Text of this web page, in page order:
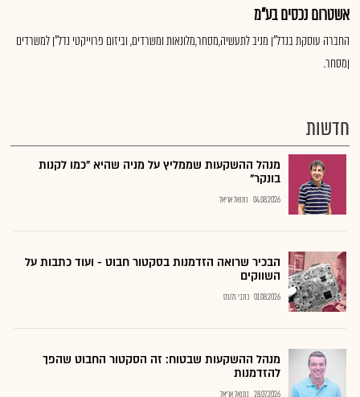
אשטרום נכסים בע"מ
החברה עוסקת בנדל"ן מניב לתעשיה,מסחר,מלונאות ומשרדים, וביזום פרוייקטי נדל"ן למשרדים
ןמסחר.
חדשות
מנהל ההשקעות שממליץ על מניה שהיא "כמו לקנות
בונקר"
04.08.2026 נתנאל אריאל
הבכיר שרואה הזדמנות בסקטור חבוט - ועוד כתבות על
השווקים
01.08.2026 כתבי גלובס
מנהל ההשקעות שבטוח: זה הסקטור החבוט שהפך
להזדמנות
28.07.2026 נתנאל אריאל